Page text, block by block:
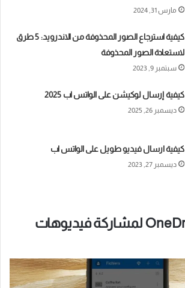
مارس 31, 2024
كيفية استرجاع الصور المحذوفة من الاندرويد: 5 طرق
لاستعادة الصور المحذوفة
سبتمبر 9, 2023
كيفية إرسال لوكيشن على الواتس اب 2025
ديسمبر 26, 2025
كيفية ارسال فيديو طويل على الواتس اب
ديسمبر 27, 2023
4. استخدم OneDrive لمشاركة فيديوهات